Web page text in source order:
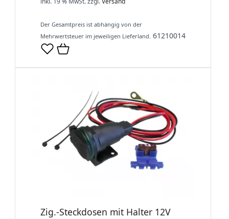
Der Gesamtpreis ist abhängig von der
Mehrwertsteuer im jeweiligen Lieferland. 61210014
Zig.-Steckdosen mit Halter 12V